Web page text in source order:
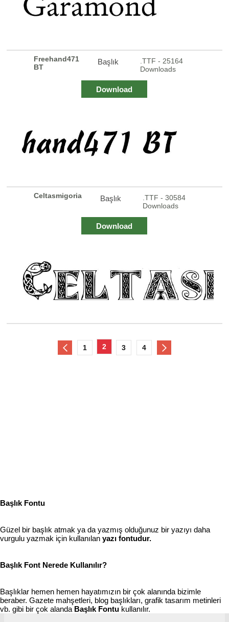
Freehand471
BT
Başlık
.TTF - 25164
Downloads
Download
Celtasmigoria Başlık
.TTF - 30584
Downloads
Download
1 2 3 4
Başlık Fontu
Güzel bir başlık atmak ya da yazmış olduğunuz bir yazıyı daha
vurgulu yazmak için kullanılan yazı fontudur.
Başlık Font Nerede Kullanılır?
Başlıklar hemen hemen hayatımızın bir çok alanında bizimle
beraber. Gazete mahşetleri, blog başlıkları, grafik tasarım metinleri
vb. gibi bir çok alanda Başlık Fontu kullanılır.